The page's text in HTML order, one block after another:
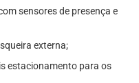
sensores de presença e
externa;
estacionamento para os